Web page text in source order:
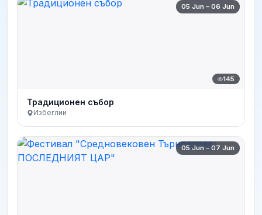
05 Jun – 06 Jun
145
Традиционен събор
Избеглии
05 Jun – 07 Jun